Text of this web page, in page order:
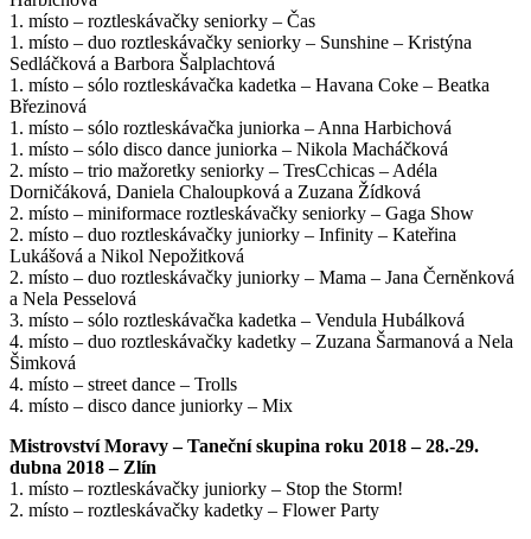
1. místo – roztleskávačky seniorky – Čas
1. místo – duo roztleskávačky seniorky – Sunshine – Kristýna
Sedláčková a Barbora Šalplachtová
1. místo – sólo roztleskávačka kadetka – Havana Coke – Beatka
Březinová
1. místo – sólo roztleskávačka juniorka – Anna Harbichová
1. místo – sólo disco dance juniorka – Nikola Macháčková
2. místo – trio mažoretky seniorky – TresCchicas – Adéla
Dorničáková, Daniela Chaloupková a Zuzana Žídková
2. místo – miniformace roztleskávačky seniorky – Gaga Show
2. místo – duo roztleskávačky juniorky – Infinity – Kateřina
Lukášová a Nikol Nepožitková
2. místo – duo roztleskávačky juniorky – Mama – Jana Černěnková
a Nela Pesselová
3. místo – sólo roztleskávačka kadetka – Vendula Hubálková
4. místo – duo roztleskávačky kadetky – Zuzana Šarmanová a Nela
Šimková
4. místo – street dance – Trolls
4. místo – disco dance juniorky – Mix
Mistrovství Moravy – Taneční skupina roku 2018 – 28.-29.
dubna 2018 – Zlín
1. místo – roztleskávačky juniorky – Stop the Storm!
2. místo – roztleskávačky kadetky – Flower Party